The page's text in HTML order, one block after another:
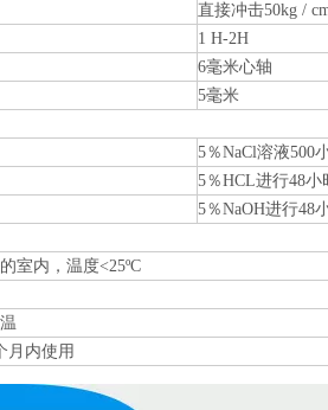
直接冲击50kg /
1 H-2H
6毫米心轴
5毫米
5％NaCl溶液500
5％HCL进行48
5％NaOH进行48
室内，温度<25ºC
月内使用